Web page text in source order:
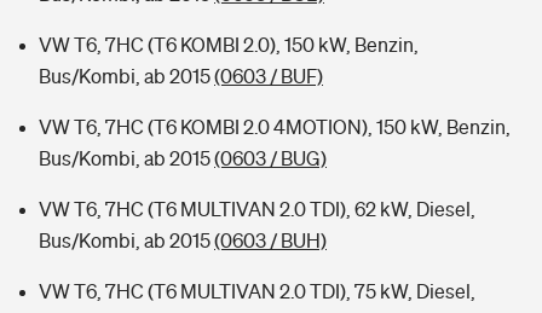
VW T6, 7HC (T6 KOMBI 2.0), 150 kW, Benzin,
Bus/Kombi, ab 2015(0603 / BUF)
VW T6, 7HC (T6 KOMBI 2.0 4MOTION), 150 kW, Benzin,
Bus/Kombi, ab 2015(0603 / BUG)
VW T6, 7HC (T6 MULTIVAN 2.0 TDI), 62 kW, Diesel,
Bus/Kombi, ab 2015(0603 / BUH)
VW T6, 7HC (T6 MULTIVAN 2.0 TDI), 75 kW, Diesel,